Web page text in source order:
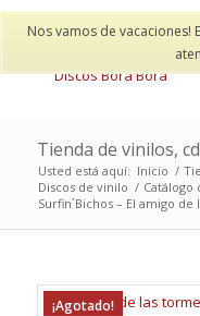
Nos vamos de vacaciones!
Mi
Tienda de vinilos,
Usted está aquí: Inicio /
Discos de vinilo / Catálogo
Surfin´Bichos – El amigo
¡Agotado!